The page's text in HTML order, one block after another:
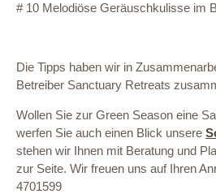
# 10 Melodiöse Geräuschkulisse im
Die Tipps haben wir in
Betreiber Sanctuary Retreats
Wollen Sie zur Green Season eine
werfen Sie auch einen Blick unsere
stehen wir Ihnen mit Beratung und
zur Seite. Wir freuen uns auf Ihren
4701599